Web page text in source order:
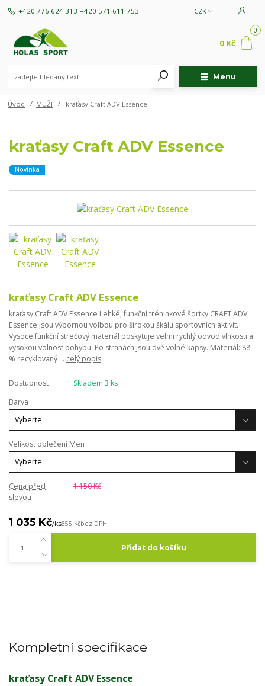
Menu
CZK
+420 776 624 313 +420 571 611 753
0
0 Kč
Úvod MUŽI kraťasy Craft ADV Essence
kraťasy Craft ADV Essence
Novinka
kraťasy Craft ADV Essence
kraťasy Craft ADV Essence Lehké, funkční tréninkové šortky CRAFT ADV
Essence jsou výbornou volbou pro širokou škálu sportovních aktivit.
Vysoce funkční strečový materiál poskytuje velmi rychlý odvod vlhkosti a
vysokou volnost pohybu. Po stranách jsou dvě volné kapsy. Materiál: 88
% recyklovaný ... celý popis
Dostupnost
Skladem 3 ks
Barva
Velikost oblečení Men
Cena před
slevou
1 150 Kč
1 035 Kč/ks855 Kčbez DPH
Přidat do košíku
Kompletní specifikace
kraťasy Craft ADV Essence